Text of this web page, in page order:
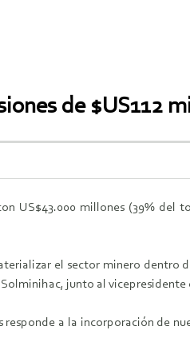
de $US112
US$43.000 millones (39%
el sector minero
junto al
a la incorporación de